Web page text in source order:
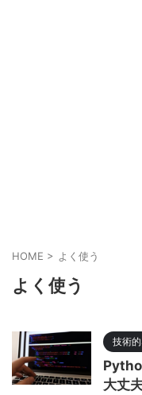
HOME > よく使う
よく使う
技術
大丈